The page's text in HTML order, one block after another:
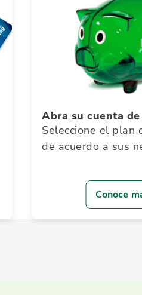
Abra su cuenta
Seleccione el plan
de acuerdo a sus
Conoce